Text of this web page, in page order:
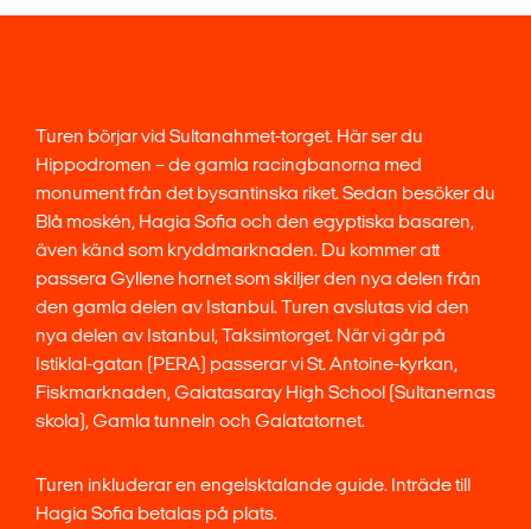
Turen börjar vid Sultanahmet-torget. Här ser du
Hippodromen – de gamla racingbanorna med
monument från det bysantinska riket. Sedan besöker du
Blå moskén, Hagia Sofia och den egyptiska basaren,
även känd som kryddmarknaden. Du kommer att
passera Gyllene hornet som skiljer den nya delen från
den gamla delen av Istanbul. Turen avslutas vid den
nya delen av Istanbul, Taksimtorget. När vi går på
Istiklal-gatan (PERA) passerar vi St. Antoine-kyrkan,
Fiskmarknaden, Galatasaray High School (Sultanernas
skola), Gamla tunneln och Galatatornet.
Turen inkluderar en engelsktalande guide. Inträde till
Hagia Sofia betalas på plats.